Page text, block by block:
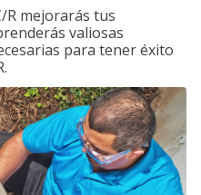
R mejorarás tus
valiosas
para tener éxito